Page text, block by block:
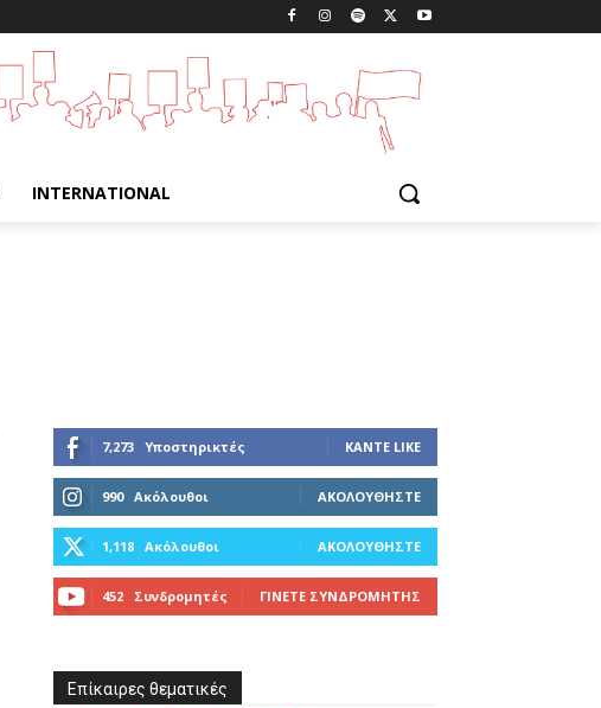
INTERNATIONAL
7,273 Υποστηρικτές ΚΆΝΤΕ LIKE
990 Ακόλουθοι ΑΚΟΛΟΥΘΉΣΤΕ
1,118 Ακόλουθοι ΑΚΟΛΟΥΘΉΣΤΕ
452 Συνδρομητές ΓΊΝΕΤΕ ΣΥΝΔΡΟΜΗΤΉΣ
Επίκαιρες θεματικές